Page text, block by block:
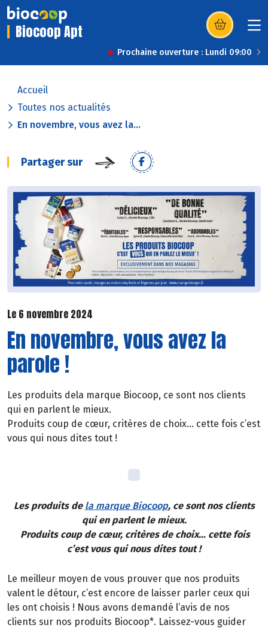
Biocoop Apt (s’ouvre dans
Prochaine ouverture : Lundi 09:00
Accueil
Toutes nos actualités
En novembre, vous avez la...
Partager sur
Le 6 novembre 2024
En novembre, vous avez la
parole !
Les produits dela marque Biocoop, ce sont nos clients
qui en parlent le mieux.
Produits coup de cœur, critères de choix… cette fois c’est
vous qui nous dites tout !
Les produits de la marque Biocoop, ce sont nos clients
qui en parlent le mieux.
Produits coup de cœur, critères de choix… cette fois
c’est vous qui nous dites tout !
Le meilleur moyen de vous prouver que nos produits
valent le détour, c’est encore de laisser parler ceux qui
les ont choisis ! Nous avons demandé l’avis de nos
clients sur nos produits Biocoop*. Laissez-vous guider